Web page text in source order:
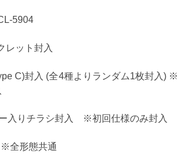
5904
レット封入
C)封入 (全4種よりランダム1枚封入) ※
入りチラシ封入 ※初回仕様のみ封入
※全形態共通